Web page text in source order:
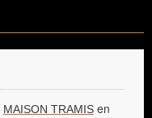
MAISON TRAMIS en